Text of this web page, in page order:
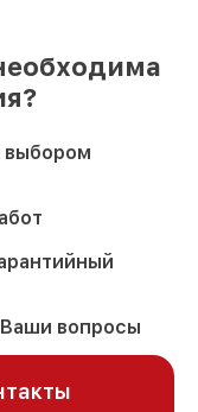
выбором
вопросы